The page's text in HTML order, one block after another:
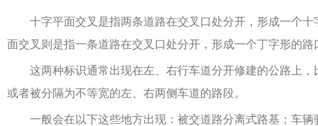
十字平面交叉是指两条道路在交叉口处分开，形成一个十
面交叉则是指一条道路在交叉口处分开，形成一个丁字形的路
这两种标识通常出现在左、右行车道分开修建的公路上，
或者被分隔为不等宽的左、右两侧车道的路段。
一般会在以下这些地方出现：被交道路分离式路基；车辆